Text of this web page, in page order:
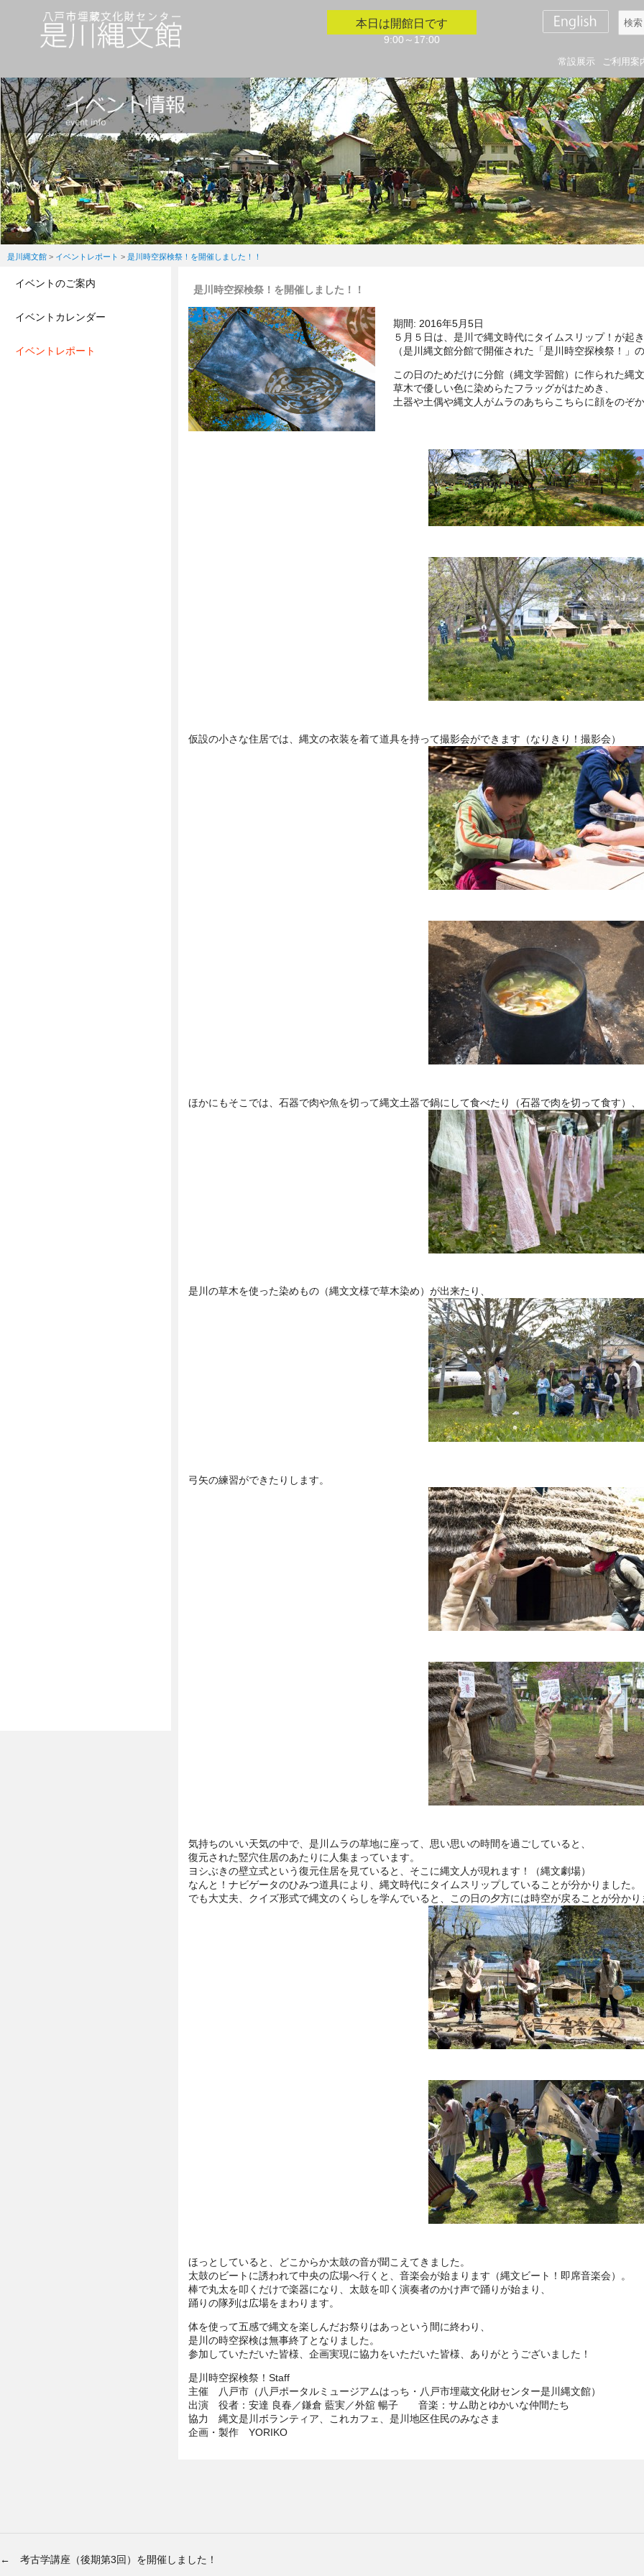
検
索
象:
本日は開館日です
9:00～17:00
ご利用案
常設展示
是川縄文館 > イベントレポート > 是川時空探検祭！を開催しました！！
イベントのご案内
イベントカレンダー
イベントレポート
是川時空探検祭！を開催しました！！
期間: 2016年5月5日
５月５日は、是川で縄文時代にタイムスリップ！が起
（是川縄文館分館で開催された「是川時空探検祭！」
この日のためだけに分館（縄文学習館）に作られた縄
草木で優しい色に染めらたフラッグがはためき、
土器や土偶や縄文人がムラのあちらこちらに顔をのぞ
仮設の小さな住居では、縄文の衣装を着て道具を持って撮影会ができます（なりきり！撮影会）
ほかにもそこでは、石器で肉や魚を切って縄文土器で鍋にして食べたり（石器で肉を切って食す）、
是川の草木を使った染めもの（縄文文様で草木染め）が出来たり、
弓矢の練習ができたりします。
気持ちのいい天気の中で、是川ムラの草地に座って、思い思いの時間を過ごしていると、
復元された竪穴住居のあたりに人集まっています。
ヨシぶきの壁立式という復元住居を見ていると、そこに縄文人が現れます！（縄文劇場）
なんと！ナビゲータのひみつ道具により、縄文時代にタイムスリップしていることが分かりました。
でも大丈夫、クイズ形式で縄文のくらしを学んでいると、この日の夕方には時空が戻ることが分かり
ほっとしていると、どこからか太鼓の音が聞こえてきました。
太鼓のビートに誘われて中央の広場へ行くと、音楽会が始まります（縄文ビート！即席音楽会）。
棒で丸太を叩くだけで楽器になり、太鼓を叩く演奏者のかけ声で踊りが始まり、
踊りの隊列は広場をまわります。
体を使って五感で縄文を楽しんだお祭りはあっという間に終わり、
是川の時空探検は無事終了となりました。
参加していただいた皆様、企画実現に協力をいただいた皆様、ありがとうございました！
是川時空探検祭！Staff
主催 八戸市（八戸ポータルミュージアムはっち・八戸市埋蔵文化財センター是川縄文館）
出演 役者：安達 良春／鎌倉 藍実／外舘 暢子 音楽：サム助とゆかいな仲間たち
協力 縄文是川ボランティア、これカフェ、是川地区住民のみなさま
企画・製作 YORIKO
← 考古学講座（後期第3回）を開催しました！